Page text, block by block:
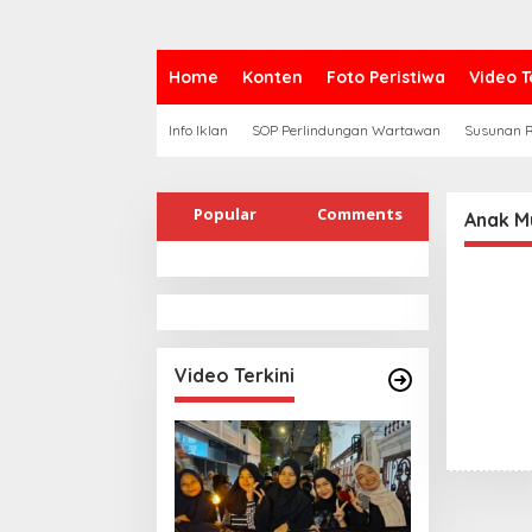
Home Konten Foto Peristiwa Video
Info Iklan SOP Perlindungan Wartawan Susunan
Popular Comments
Video Terkini
Anak